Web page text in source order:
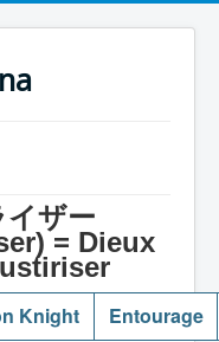
ザー
= Dieux
Knight Entourage